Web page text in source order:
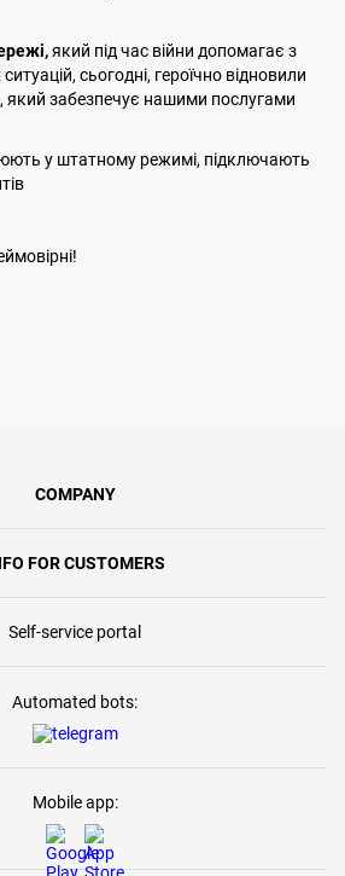
який під час війни допомагає з
сьогодні, героїчно відновили
який забезпечує нашими послугами
у штатному режимі, підключають
COMPANY
FOR CUSTOMERS
Self-service portal
Automated bots:
Mobile app: